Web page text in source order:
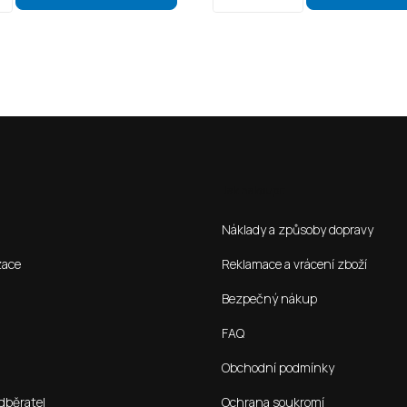
Náklady a způsoby dopravy
Reklamace a vrácení zboží
Bezpečný nákup
FAQ
Obchodní podmínky
Ochrana soukromí